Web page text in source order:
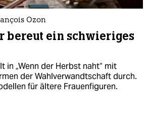
Ozon
bereut ein schwieriges
in „Wenn der Herbst naht“ mit
der Wahlverwandtschaft durch.
für ältere Frauenfiguren.